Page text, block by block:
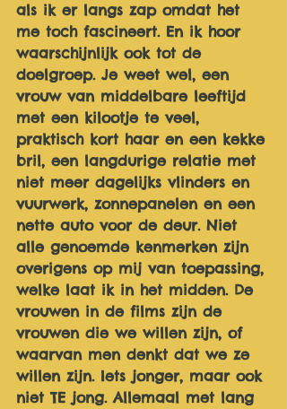
als ik er langs zap omdat het
me toch fascineert. En ik hoor
waarschijnlijk ook tot de
doelgroep. Je weet wel, een
vrouw van middelbare leeftijd
met een kilootje te veel,
praktisch kort haar en een kekke
bril, een langdurige relatie met
niet meer dagelijks vlinders en
vuurwerk, zonnepanelen en een
nette auto voor de deur. Niet
alle genoemde kenmerken zijn
overigens op mij van toepassing,
welke laat ik in het midden. De
vrouwen in de films zijn de
vrouwen die we willen zijn, of
waarvan men denkt dat we ze
willen zijn. Iets jonger, maar ook
niet TE jong. Allemaal met lang